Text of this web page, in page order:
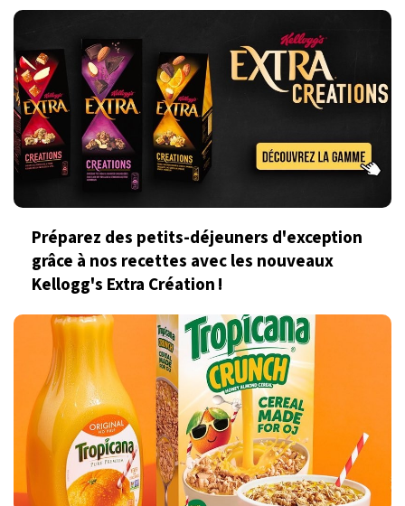
Préparez des petits-déjeuners d'exception
grâce à nos recettes avec les nouveaux
Kellogg's Extra Création !